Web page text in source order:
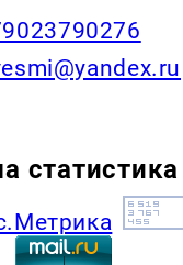
статистика